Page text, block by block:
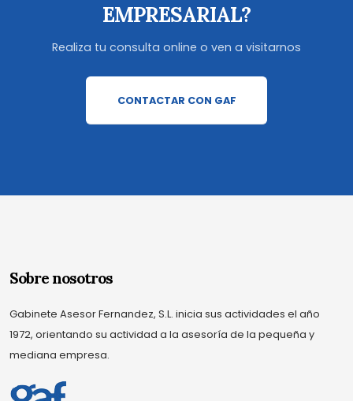
EMPRESARIAL?
Realiza tu consulta online o ven a visitarnos
CONTACTAR CON GAF
Sobre nosotros
Gabinete Asesor Fernandez, S.L. inicia sus actividades el año
1972, orientando su actividad a la asesoría de la pequeña y
mediana empresa.